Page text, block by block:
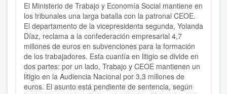
El Ministerio de Trabajo y Economía Social mantiene en
los tribunales una larga batalla con la patronal CEOE.
El departamento de la vicepresidenta segunda, Yolanda
Díaz, reclama a la confederación empresarial 4,7
millones de euros en subvenciones para la formación
de los trabajadores. Esta cuantía en litigio se divide en
dos partes: por un lado, Trabajo y CEOE mantienen un
litigio en la Audiencia Nacional por 3,3 millones de
euros. El asunto está pendiente de sentencia, según